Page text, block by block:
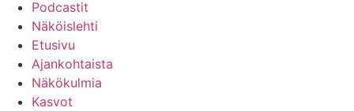
Podcastit
Näköislehti
Etusivu
Ajankohtaista
Näkökulmia
Kasvot